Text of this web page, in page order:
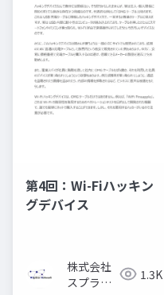
第4回：Wi-Fiハッキン
グデバイス
株式会社
スプライ
1.3K